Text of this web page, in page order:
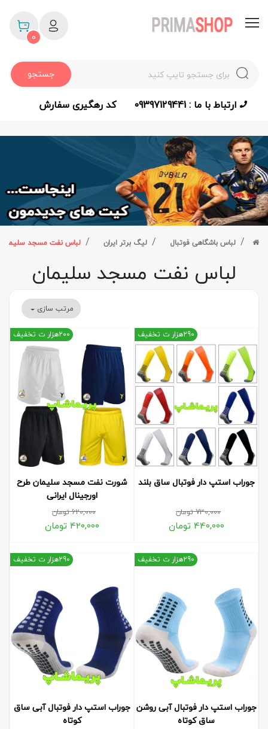
جستجو
0
ارتباط با ما : 09397129441 کد رهگیری سفارش
لباس باشگاهی فوتبال لیگ برتر ایران لباس نفت مسجد سلیمان
لباس نفت مسجد سلیمان
مرتب سازی
جوراب استپ دار فوتبال ساق بلند
730,000تومان
440,000 تومان
290هزار ت تخفیف
شورت نفت مسجد سلیمان طرح
اورجینال ایرانی
620,000تومان
420,000 تومان
200هزار ت تخفیف
جوراب استپ دار فوتبال آبی روشن
ساق کوتاه
290هزار ت تخفیف
جوراب استپ دار فوتبال آبی ساق
کوتاه
290هزار ت تخفیف